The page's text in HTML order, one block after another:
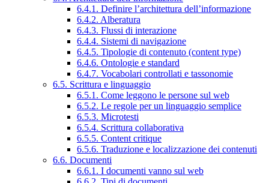
6.4.1. Definire l’architettura dell’informazione
6.4.2. Alberatura
6.4.3. Flussi di interazione
6.4.4. Sistemi di navigazione
6.4.5. Tipologie di contenuto (content type)
6.4.6. Ontologie e standard
6.4.7. Vocabolari controllati e tassonomie
6.5. Scrittura e linguaggio
6.5.1. Come leggono le persone sul web
6.5.2. Le regole per un linguaggio semplice
6.5.3. Microtesti
6.5.4. Scrittura collaborativa
6.5.5. Content critique
6.5.6. Traduzione e localizzazione dei contenuti
6.6. Documenti
6.6.1. I documenti vanno sul web